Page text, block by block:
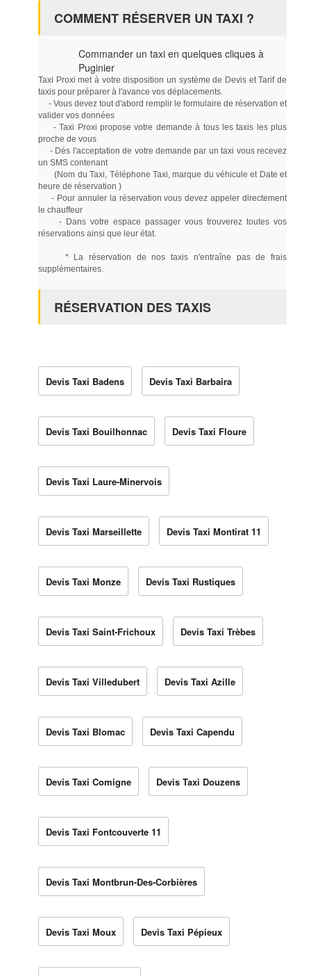
COMMENT RÉSERVER UN TAXI ?
Commander un taxi en quelques cliques à
Puginier
Taxi Proxi met à votre disposition un système de Devis et Tarif de
taxis pour préparer à l'avance vos déplacements.
- Vous devez tout d'abord remplir le formulaire de réservation et
valider vos données
- Taxi Proxi propose votre demande à tous les taxis les plus
proche de vous
- Dés l'acceptation de votre demande par un taxi vous recevez
un SMS contenant
(Nom du Taxi, Téléphone Taxi, marque du véhicule et Date et
heure de réservation )
- Pour annuler la réservation vous devez appeler directement
le chauffeur
- Dans votre espace passager vous trouverez toutes vos
réservations ainsi que leur état.
* La réservation de nos taxis n'entraîne pas de frais
supplémentaires.
RÉSERVATION DES TAXIS
Devis Taxi Badens Devis Taxi Barbaira
Devis Taxi Bouilhonnac Devis Taxi Floure
Devis Taxi Laure-Minervois
Devis Taxi Marseillette Devis Taxi Montirat 11
Devis Taxi Monze Devis Taxi Rustiques
Devis Taxi Saint-Frichoux Devis Taxi Trèbes
Devis Taxi Villedubert Devis Taxi Azille
Devis Taxi Blomac Devis Taxi Capendu
Devis Taxi Comigne Devis Taxi Douzens
Devis Taxi Fontcouverte 11
Devis Taxi Montbrun-Des-Corbières
Devis Taxi Moux Devis Taxi Pépieux